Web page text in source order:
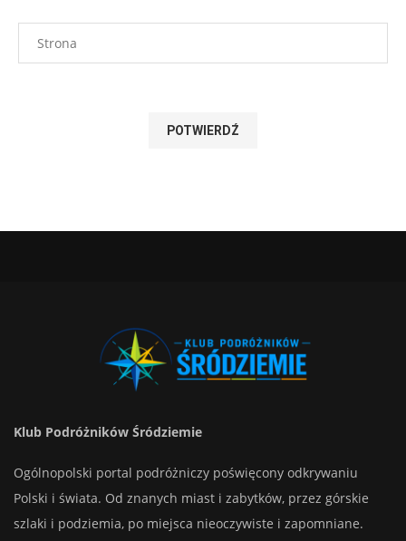
Klub Podróżników Śródziemie
Ogólnopolski portal podróżniczy poświęcony odkrywaniu
Polski i świata. Od znanych miast i zabytków, przez górskie
szlaki i podziemia, po miejsca nieoczywiste i zapomniane.